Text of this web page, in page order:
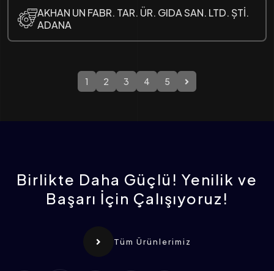
AKHAN UN FABR. TAR. ÜR. GIDA SAN. LTD. ȘTİ.
ADANA
1 2 3 4 5
Birlikte Daha Güçlü! Yenilik ve
Başarı İçin Çalışıyoruz!
Tüm Ürünlerimiz